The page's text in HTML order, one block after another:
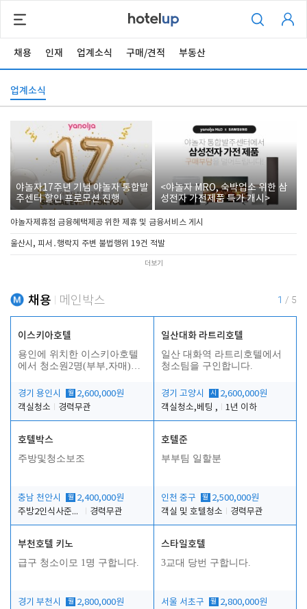
채용 인재 업계소식 구매/견적 부동산
업계소식
야놀자17주년 기념 야놀자 통합발
주센터 할인 프로모션 진행
<야놀자 MRO, 숙박업소 위한 삼
성전자 가전제품 특가 개시>
야놀자제휴점 금융혜택제공 위한 제휴 및 금융서비스 게시
울산시, 피서․행락지 주변 불법행위 19건 적발
더보기
채용 메인박스 1 / 5
이스키아호텔
용인에 위치한 이스키아호텔
에서 청소원2명(부부,자매)을
경기 용인시
월 2,600,000원
객실청소
경력무관
일산대화 라트리호텔
일산 대화역 라트리호텔에서
청소팀을 구인합니다.
경기 고양시 시
2,600,000원
객실청소,베팅 ,
1년 이하
호텔박스
주방및청소보조
충남 천안시 월 2,400,000원
주방2인식사준비및청소린렌보조
경력무관
호텔준
부부팀 일할분
인천 중구 월 2,500,000원
객실 및 호텔청소
경력무관
부천호텔 키노
급구 청소이모 1명 구합니다.
경기 부천시 월 2,800,000원
스타일호텔
3교대 당번 구합니다.
서울 서초구 월 2,800,000원